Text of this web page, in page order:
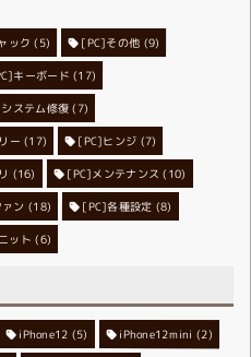
ック (5) [PC]その他 (9)
キーボード (17)
ステム修復 (7)
ー (17) [PC]ヒンジ (7)
(16) [PC]メンテナンス (10)
ン (18) [PC]各種設定 (8)
ット (6)
iPhone12 (5) iPhone12mini (2)